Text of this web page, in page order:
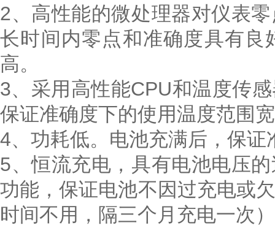
2、高性能的微处理器对仪表
长时间内零点和准确度具有
高。
3、采用高性能CPU和温度传
保证准确度下的使用温度范围
4、功耗低。电池充满后，保
5、恒流充电，具有电池电压
功能，保证电池不因过充电或
时间不用，隔三个月充电一次